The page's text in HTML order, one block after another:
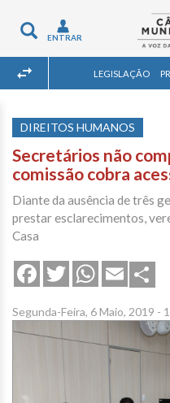
Toggle
navigation
ENTRAR
LEGISLAÇÃO
DIREITOS HUMANOS
Secretários não
comissão cobra
Diante da ausência de três
prestar esclarecimentos,
Casa
FacebookTwitterWhatsApp
Email
Segunda-Feira, 6 Maio, 2019 -